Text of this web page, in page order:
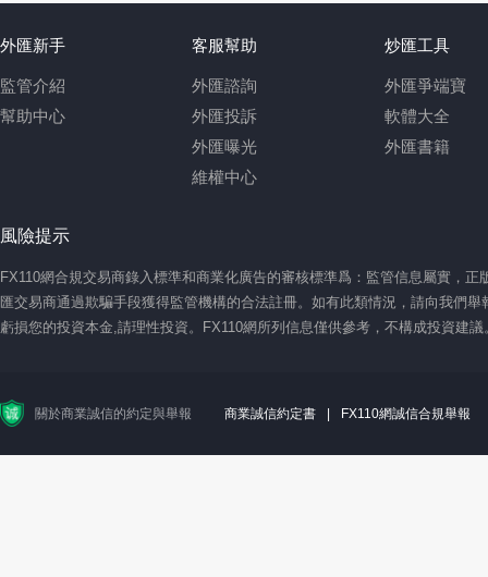
外匯新手
監管介紹
幫助中心
客服幫助
外匯諮詢
外匯投訴
外匯曝光
維權中心
炒匯工具
外匯爭端寶
軟體大全
外匯書籍
風險提示
FX110網合規交易商錄入標準和商業化廣告的審核標準爲：監管信息屬實，
匯交易商通過欺騙手段獲得監管機構的合法註冊。如有此類情況，請向我們
虧損您的投資本金,請理性投資。FX110網所列信息僅供參考，不構成投資建
關於商業誠信的約定與舉報 商業誠信約定書 FX110網誠信合規舉報